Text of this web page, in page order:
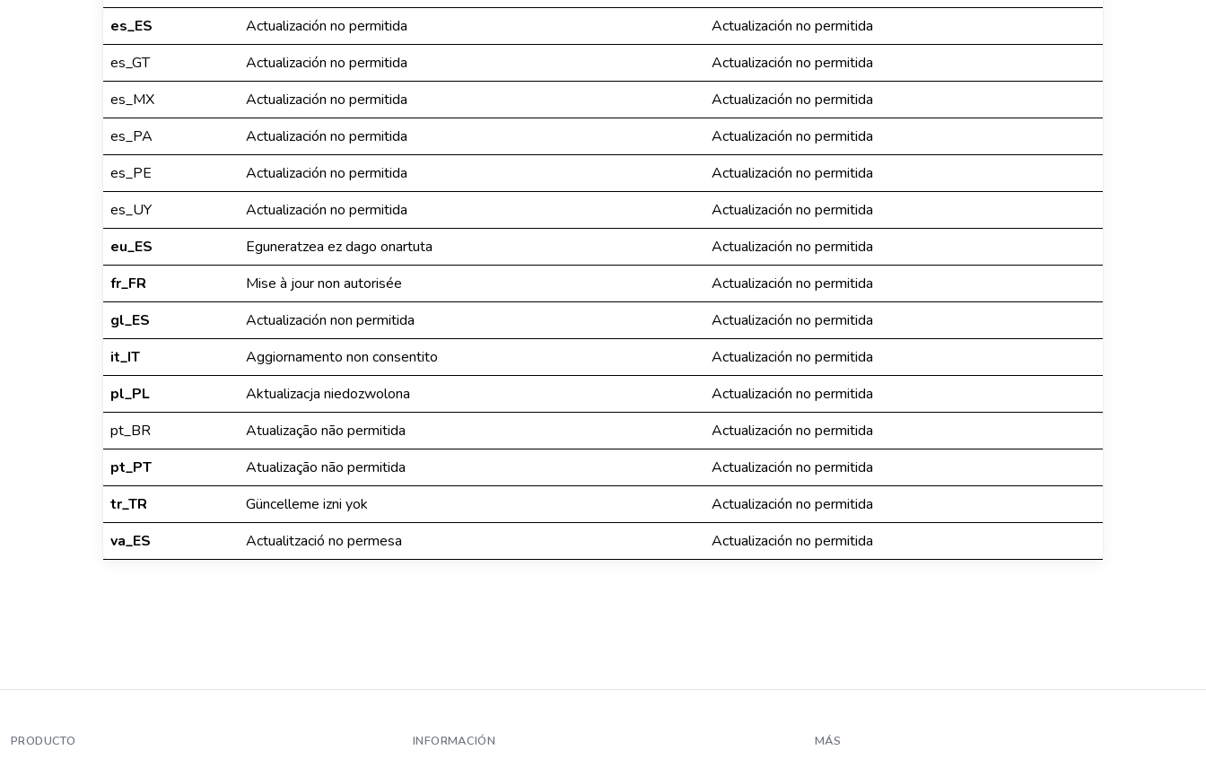
es_ES
Actualización no permitida
Actualización no permitida
es_GT
Actualización no permitida
Actualización no permitida
es_MX
Actualización no permitida
Actualización no permitida
es_PA
Actualización no permitida
Actualización no permitida
es_PE
Actualización no permitida
Actualización no permitida
es_UY
Actualización no permitida
Actualización no permitida
eu_ES
Eguneratzea ez dago onartuta
Actualización no permitida
fr_FR
Mise à jour non autorisée
Actualización no permitida
gl_ES
Actualización non permitida
Actualización no permitida
it_IT
Aggiornamento non consentito
Actualización no permitida
pl_PL
Aktualizacja niedozwolona
Actualización no permitida
pt_BR
Atualização não permitida
Actualización no permitida
pt_PT
Atualização não permitida
Actualización no permitida
tr_TR
Güncelleme izni yok
Actualización no permitida
va_ES
Actualització no permesa Actualización no permitida
PRODUCTO INFORMACIÓN MÁS